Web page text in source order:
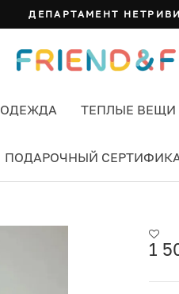
ДЕПАРТАМЕНТ
ОДЕЖДА ТЕПЛЫЕ ВЕЩИ
ПОДАРОЧНЫЙ
1